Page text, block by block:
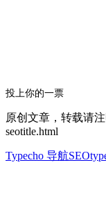
投上你的一票
原创文章，转载请注
seotitle.html
Typecho 导航SEO